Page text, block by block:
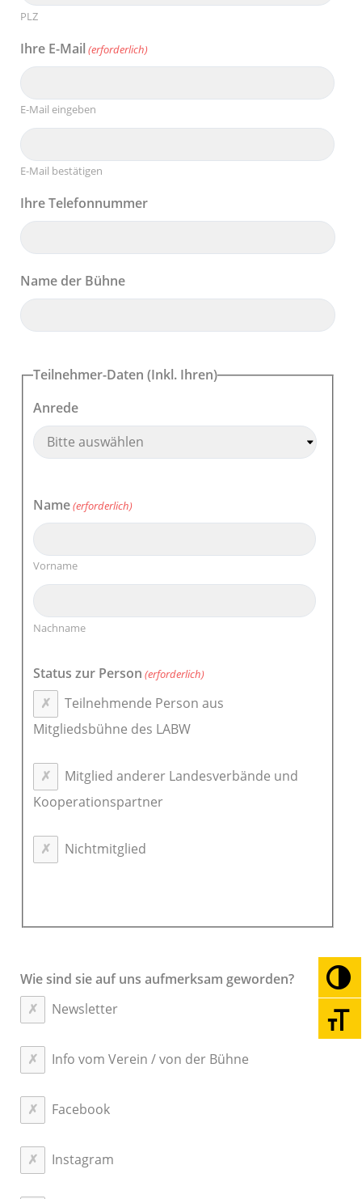
PLZ
Ihre E-Mail (erforderlich)
E-Mail eingeben
E-Mail bestätigen
Ihre Telefonnummer
Name der Bühne
Teilnehmer-Daten (Inkl. Ihren)
Anrede
Name(erforderlich)
Vorname
Nachname
Status zur Person (erforderlich)
Teilnehmende Person aus
Mitgliedsbühne des LABW
Mitglied anderer Landesverbände und
Kooperationspartner
Nichtmitglied
Wie sind sie auf uns aufmerksam geworden?
Newsletter
Info vom Verein / von der Bühne
Facebook
Instagram